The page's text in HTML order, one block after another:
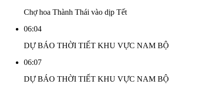
Chợ hoa Thành Thái vào dịp Tết
06:04
DỰ BÁO THỜI TIẾT KHU VỰC NAM BỘ
06:07
DỰ BÁO THỜI TIẾT KHU VỰC NAM BỘ